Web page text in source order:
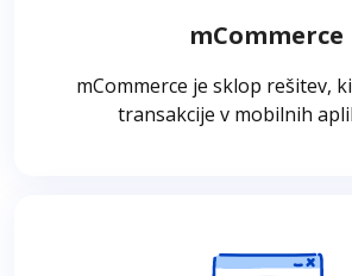
mCommerce
mCommerce je sklop rešitev,
transakcije v mobilnih
mobilnih napravah z